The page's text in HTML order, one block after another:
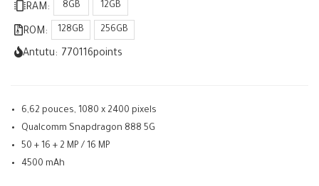
RAM: 8GB 12GB
ROM: 128GB 256GB
Antutu: 770116points
6,62 pouces, 1080 x 2400 pixels
Qualcomm Snapdragon 888 5G
50 + 16 + 2 MP / 16 MP
4500 mAh